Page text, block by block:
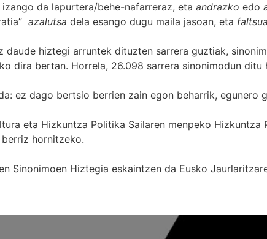
izango da lapurtera/behe-nafarreraz, eta andrazko edo
azalutsa dela esango dugu maila jasoan, eta faltsua
daude hiztegi arruntek dituzten sarrera guztiak,
dira bertan. Horrela, 26.098 sarrera sinonimodun ditu
ez dago bertsio berrien zain egon beharrik,
eta Hizkuntza Politika Sailaren menpeko
hornitzeko.
Sinonimoen Hiztegia eskaintzen da Eusko